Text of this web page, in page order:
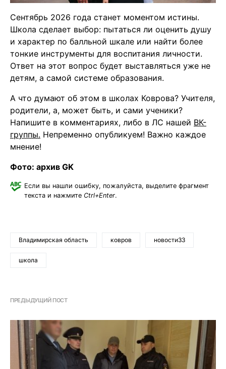
Сентябрь 2026 года станет моментом истины.
Школа сделает выбор: пытаться ли оценить душу
и характер по балльной шкале или найти более
тонкие инструменты для воспитания личности.
Ответ на этот вопрос будет выставляться уже не
детям, а самой системе образования.
А что думают об этом в школах Коврова? Учителя,
родители, а, может быть, и сами ученики?
Напишите в комментариях, либо в ЛС нашей ВК-
группы. Непременно опубликуем! Важно каждое
мнение!
Фото: архив GK
Если вы нашли ошибку, пожалуйста, выделите фрагмент
текста и нажмите Ctrl+Enter.
Владимирская область ковров новости33
школа
ПРЕДЫДУЩИЙ ПОСТ